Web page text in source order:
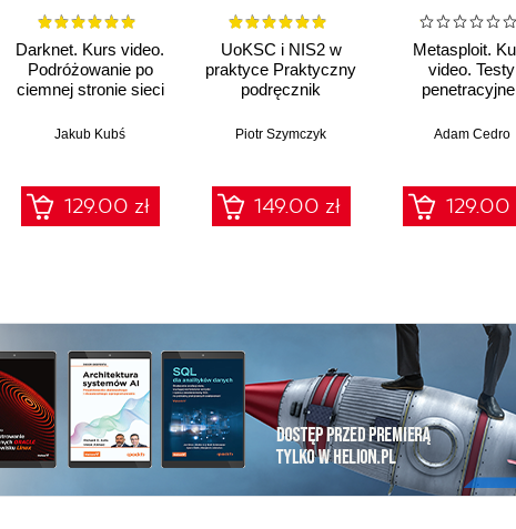
Darknet. Kurs video.
Podróżowanie po
ciemnej stronie sieci
Jakub Kubś
129.00 zł
UoKSC i NIS2 w
praktyce Praktyczny
podręcznik
Krajowego Systemu
procedury, audyt dla
zarządów, IT i
compliance
Piotr Szymczyk
149.00 zł
Metasploit.
video. Testy
zabezpieczeń
Adam Cedro
129.00